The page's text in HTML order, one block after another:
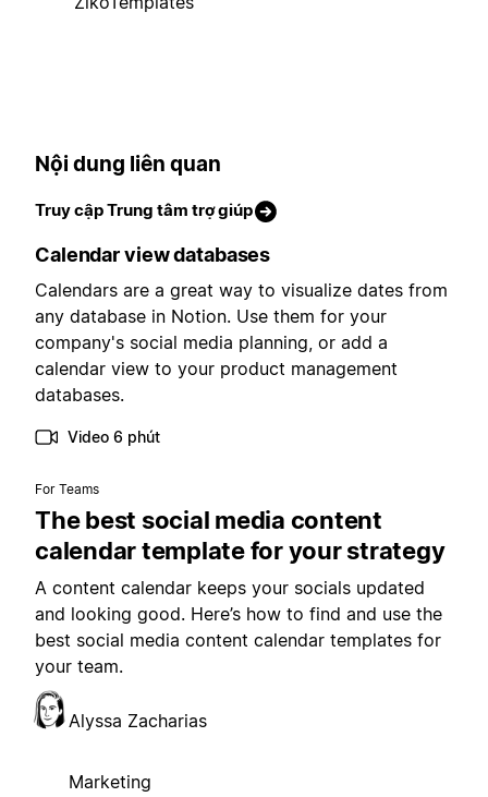
Nội dung liên quan
Truy cập Trung tâm trợ giúp
Calendar view databases
Calendars are a great way to visualize dates from
any database in Notion. Use them for your
company's social media planning, or add a
calendar view to your product management
databases.
Video 6 phút
For Teams
The best social media content
calendar template for your strategy
A content calendar keeps your socials updated
and looking good. Here’s how to find and use the
best social media content calendar templates for
your team.
Alyssa Zacharias
Marketing